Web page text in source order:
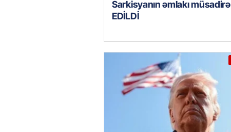
Sarkisyanın əmlakı müsadirə
EDİLDİ